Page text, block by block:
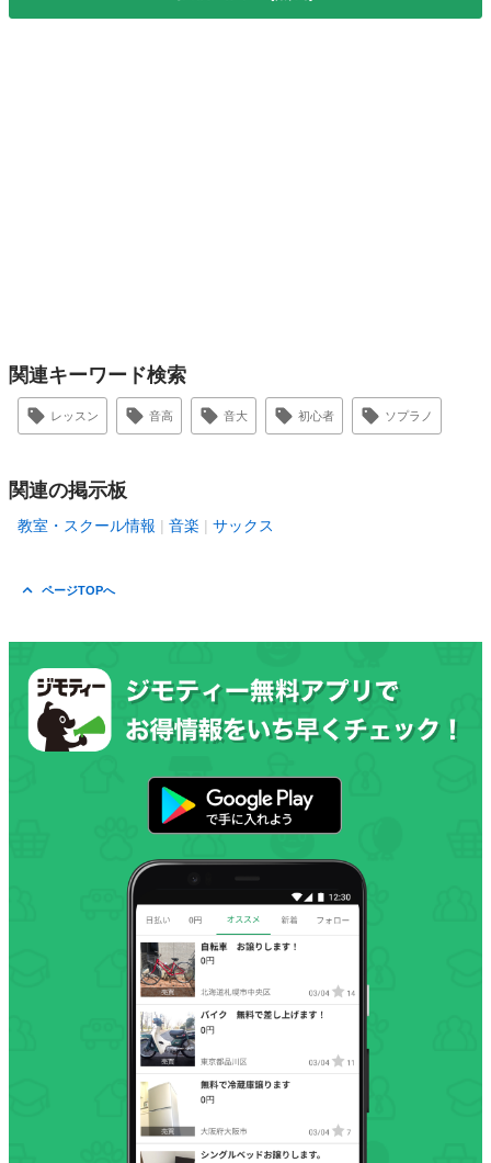
関連キーワード検索
レッスン 音高 音大 初心者 ソプラノ
関連の掲示板
教室・スクール情報 音楽 サックス
ページTOPへ